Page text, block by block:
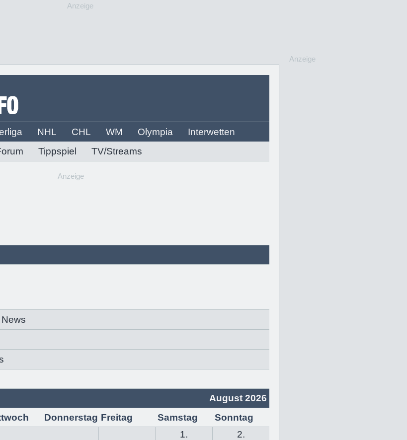
Anzeige
NHL CHL WM Olympia
Interwetten
Tippspiel TV/Streams
Anzeige
Anzeige
News
August 2026
Donnerstag Freitag Samstag
Sonntag
1.
2.